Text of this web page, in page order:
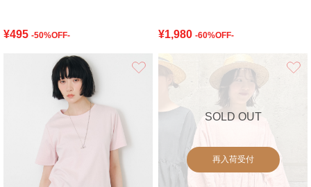
¥495 -50%OFF- ¥1,980 -60%OFF-
お気に入り
SOLD OUT
再入荷受付